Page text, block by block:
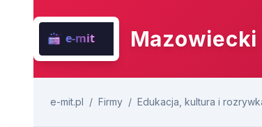
e-mit.pl / Firmy / Edukacja, kultura i